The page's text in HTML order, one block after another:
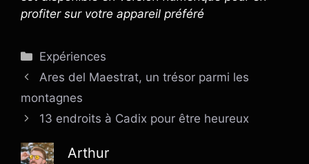
profiter sur votre appareil préféré
Catégories
Expériences
Ares del Maestrat, un trésor parmi les
montagnes
13 endroits à Cadix pour être heureux
Arthur